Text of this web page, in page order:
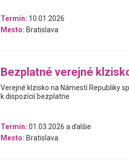
Termín: 10.01.2026
Mesto: Bratislava
Bezplatné verejné
Verejné klzisko na Námestí Republiky
k dispozícií bezplatne
Termín: 01.03.2026 a ďalšie
Mesto: Bratislava